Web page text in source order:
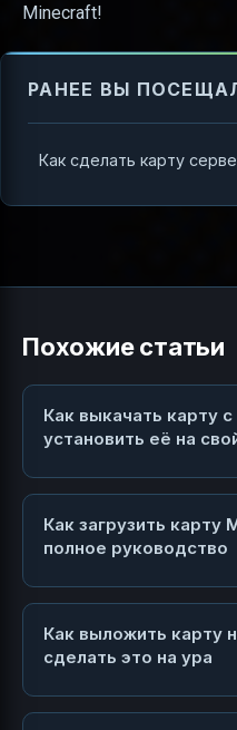
Minecraft!
РАНЕЕ ВЫ
Похожие статьи
Как выкачать карту
установить её на
Как загрузить
полное руководство
Как выложить карту
сделать это на ура